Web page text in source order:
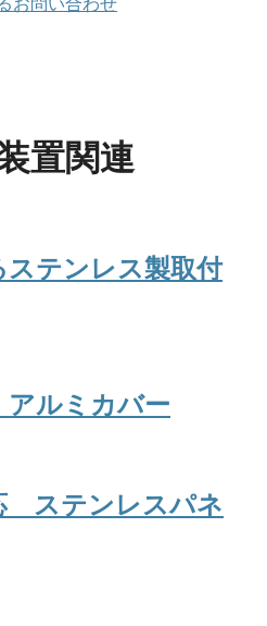
お問い合わせ
置関連
ステンレス製取付
ルミカバー
ステンレスパネ